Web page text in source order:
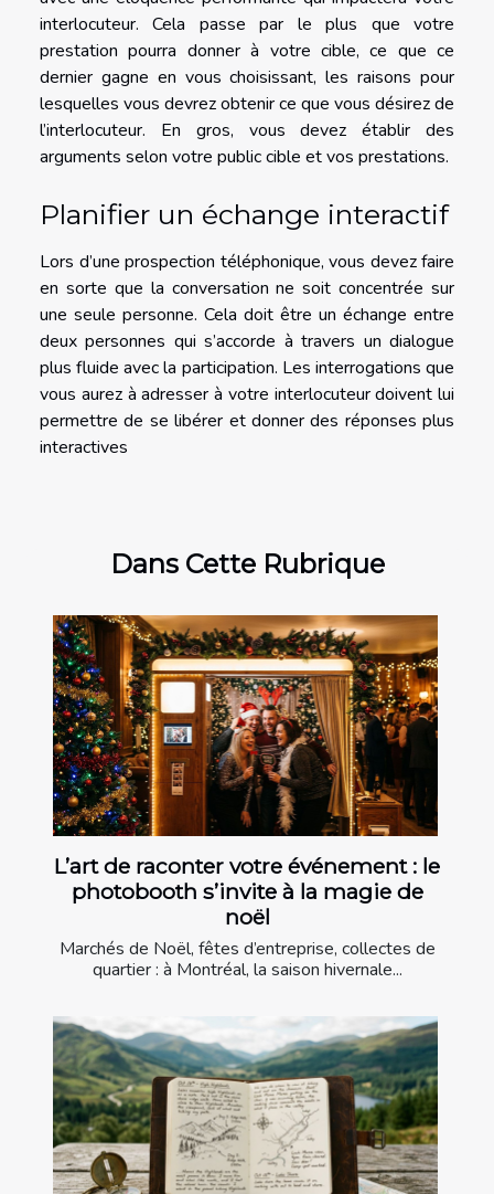
interlocuteur. Cela passe par le plus que votre
prestation pourra donner à votre cible, ce que ce
dernier gagne en vous choisissant, les raisons pour
lesquelles vous devrez obtenir ce que vous désirez de
l’interlocuteur. En gros, vous devez établir des
arguments selon votre public cible et vos prestations.
Planifier un échange interactif
Lors d’une prospection téléphonique, vous devez faire
en sorte que la conversation ne soit concentrée sur
une seule personne. Cela doit être un échange entre
deux personnes qui s’accorde à travers un dialogue
plus fluide avec la participation. Les interrogations que
vous aurez à adresser à votre interlocuteur doivent lui
permettre de se libérer et donner des réponses plus
interactives
Dans Cette Rubrique
L’art de raconter votre événement : le
photobooth s’invite à la magie de
noël
Marchés de Noël, fêtes d’entreprise, collectes de
quartier : à Montréal, la saison hivernale...